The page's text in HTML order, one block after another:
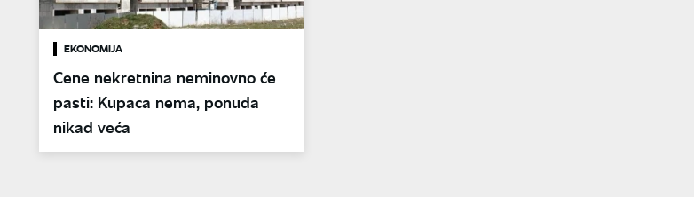
EKONOMIJA
Cene nekretnina neminovno će
pasti: Kupaca nema, ponuda
nikad veća